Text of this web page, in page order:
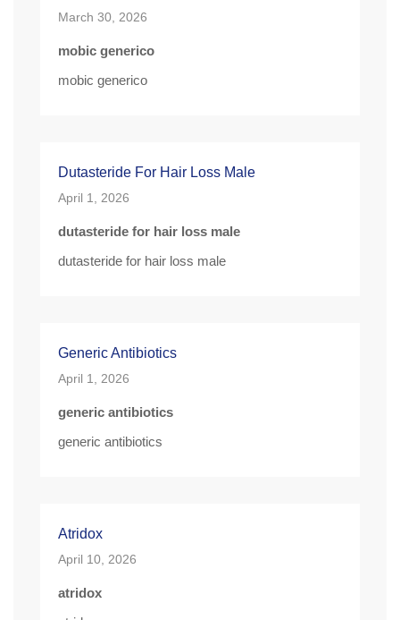
March 30, 2026
mobic generico
mobic generico
Dutasteride For Hair Loss Male
April 1, 2026
dutasteride for hair loss male
dutasteride for hair loss male
Generic Antibiotics
April 1, 2026
generic antibiotics
generic antibiotics
Atridox
April 10, 2026
atridox